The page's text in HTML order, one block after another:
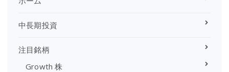
中長期投資
注目銘柄
Growth 株